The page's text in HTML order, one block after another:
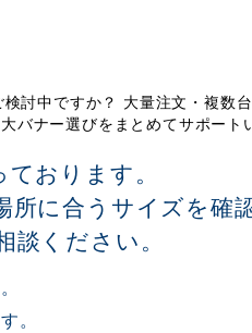
討中ですか？ 大量注文・複数
バナー選びをまとめてサポート
おります。
所に合うサイズを確
ください。
。